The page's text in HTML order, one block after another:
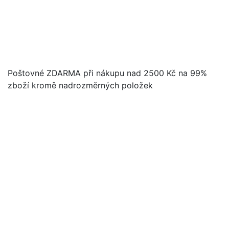
Poštovné ZDARMA při nákupu nad 2500 Kč na 99%
zboží kromě nadrozměrných položek